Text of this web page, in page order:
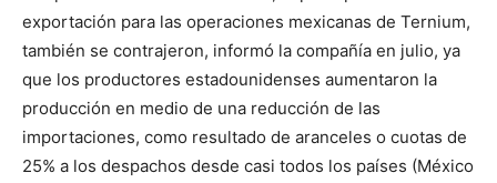
exportación para las operaciones mexicanas de Ternium,
también se contrajeron, informó la compañía en julio, ya
que los productores estadounidenses aumentaron la
producción en medio de una reducción de las
importaciones, como resultado de aranceles o cuotas de
25% a los despachos desde casi todos los países (México